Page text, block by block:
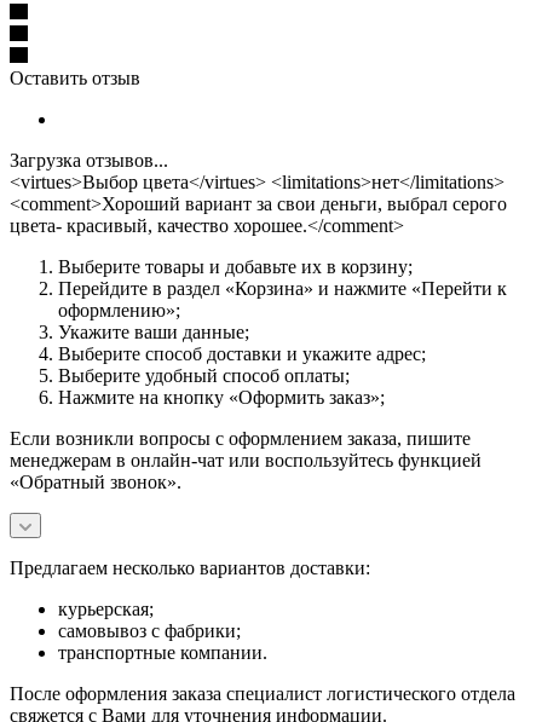
Оставить отзыв
Загрузка отзывов...
<virtues>Выбор цвета</virtues> <limitations>нет</limitations>
<comment>Хороший вариант за свои деньги, выбрал серого
цвета- красивый, качество хорошее.</comment>
Выберите товары и добавьте их в корзину;
Перейдите в раздел «Корзина» и нажмите «Перейти к
оформлению»;
Укажите ваши данные;
Выберите способ доставки и укажите адрес;
Выберите удобный способ оплаты;
Нажмите на кнопку «Оформить заказ»;
Если возникли вопросы с оформлением заказа, пишите
менеджерам в онлайн-чат или воспользуйтесь функцией
«Обратный звонок».
Предлагаем несколько вариантов доставки:
курьерская;
самовывоз с фабрики;
транспортные компании.
После оформления заказа специалист логистического отдела
свяжется с Вами для уточнения информации.